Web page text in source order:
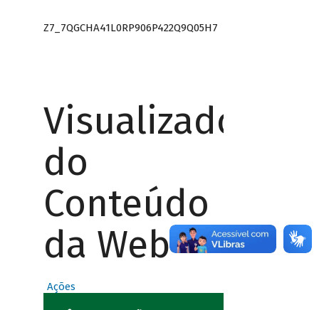
Z7_7QGCHA41L0RP906P422Q9Q05H7
Visualizador
do
Conteúdo
da Web
Ações